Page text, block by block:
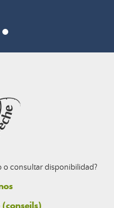
o consultar disponibilidad?